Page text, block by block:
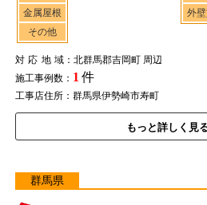
金属屋根
その他
外
対応地域：北群馬郡吉岡町 周辺
施工事例数： 1 件
工事店住所：群馬県伊勢崎市寿町
もっと詳しく見
群馬県